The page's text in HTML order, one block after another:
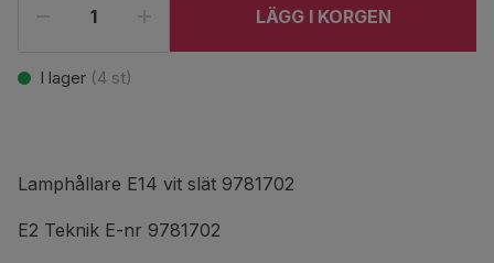
LÄGG I KORGEN
I lager (4 st)
Lamphållare E14 vit slät 9781702
E2 Teknik E-nr 9781702